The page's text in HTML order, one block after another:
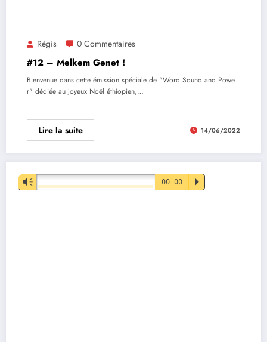
Régis 0 Commentaires
#12 – Melkem Genet !
Bienvenue dans cette émission spéciale de "Word Sound and Powe
r" dédiée au joyeux Noël éthiopien,…
Lire la suite 14/06/2022
Lecteur
audio
Vm 00:00 P